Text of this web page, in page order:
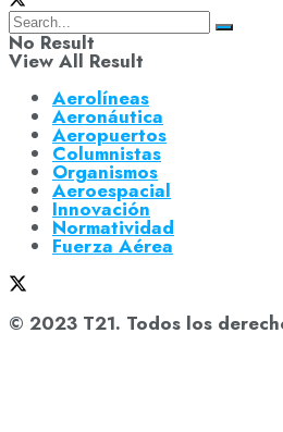
No Result
View All Result
Aerolíneas
Aeronáutica
Aeropuertos
Columnistas
Organismos
Aeroespacial
Innovación
Normatividad
Fuerza Aérea
© 2023 T21. Todos los